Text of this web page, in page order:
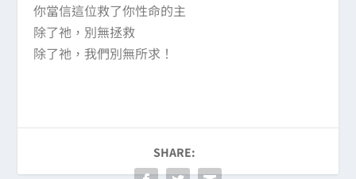
你當信這位救了你性命的主
除了祂，別無拯救
除了祂，我們別無所求！
SHARE: